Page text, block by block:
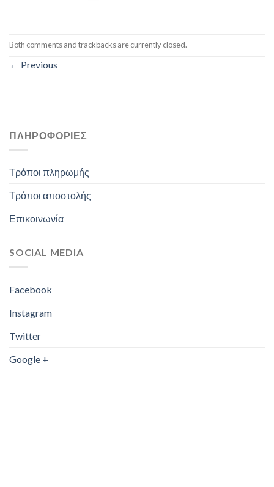
Both comments and trackbacks are currently closed.
← Previous
ΠΛΗΡΟΦΟΡΊΕΣ
Τρόποι πληρωμής
Τρόποι αποστολής
Επικοινωνία
SOCIAL MEDIA
Facebook
Instagram
Twitter
Google +